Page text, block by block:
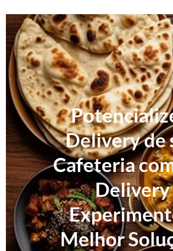
Delivery de
Cafeteria
Delivery
Melhor